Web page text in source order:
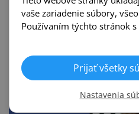
0948
vaše zariadenie súbory,
Používaním týchto stránok
Prijať všetky
Nastavenia